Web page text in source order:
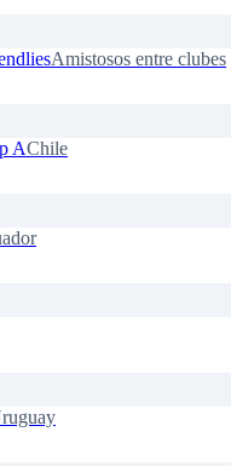
Amistosos entre clubes
AChile